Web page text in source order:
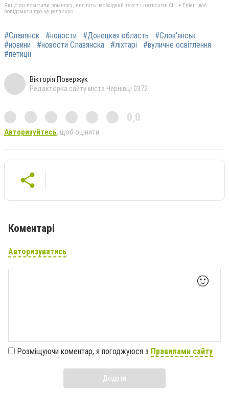
Якщо ви помітили помилку, виділіть необхідний текст і натисніть Ctrl + Enter, щоб
повідомити про це редакцію
#Славянск #новости #Донецкая область
#Слов'янськ
#новини
#новости Славянска #ліхтарі
#вуличне освітлення
#петиції
Вікторія Повержук
Редакторка сайту міста Чернівці 0372
0,0
Авторизуйтесь, щоб оцінити
Коментарі
Авторизуватись
🙂
Розміщуючи коментар, я погоджуюся з Правилами сайту
Додати